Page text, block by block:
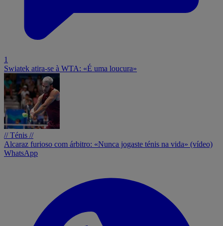
1
Swiatek atira-se à WTA: «É uma loucura»
// Ténis //
Alcaraz furioso com árbitro: «Nunca jogaste ténis na vida» (vídeo)
WhatsApp